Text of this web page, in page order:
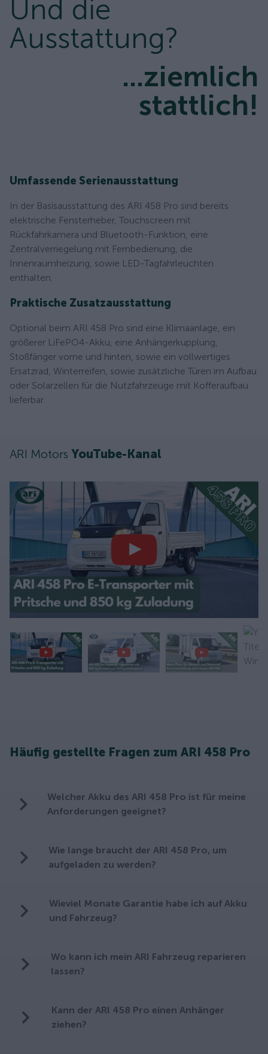
Und die
Ausstattung?
...ziemlich
stattlich!
Umfassende Serienausstattung
In der Basisausstattung des ARI 458 Pro sind bereits
elektrische Fensterheber, Touchscreen mit
Rückfahrkamera und Bluetooth-Funktion, eine
Zentralverriegelung mit Fernbedienung, die
Innenraumheizung, sowie LED-Tagfahrleuchten
enthalten.
Praktische Zusatzausstattung
Optional beim ARI 458 Pro sind eine Klimaanlage, ein
größerer LiFePO4-Akku, eine Anhängerkupplung,
Stoßfänger vorne und hinten, sowie ein vollwertiges
Ersatzrad, Winterreifen, sowie zusätzliche Türen im Aufbau
oder Solarzellen für die Nutzfahrzeuge mit Kofferaufbau
lieferbar.
ARI Motors YouTube-Kanal
Häufig gestellte Fragen zum ARI 458 Pro
Welcher Akku des ARI 458 Pro ist für meine
Anforderungen geeignet?
Wie lange braucht der ARI 458 Pro, um
aufgeladen zu werden?
Wieviel Monate Garantie habe ich auf Akku
und Fahrzeug?
Wo kann ich mein ARI Fahrzeug reparieren
lassen?
Kann der ARI 458 Pro einen Anhänger
ziehen?